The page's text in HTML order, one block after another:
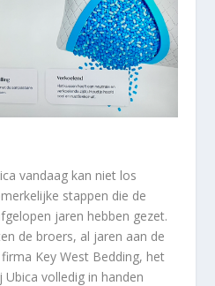
vandaag kan niet los
stappen die de
jaren hebben gezet.
de broers, al jaren aan de
Key West Bedding, het
volledig in handen